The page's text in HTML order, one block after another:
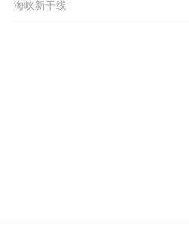
海峡新干线